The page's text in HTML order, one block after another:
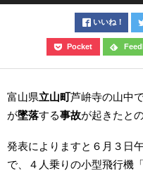
いいね！
Pocket
富山県立山町芦峅寺の山中
が墜落する事故が起きたと
発表によりますと６月３日
で、４人乗りの小型飛行機